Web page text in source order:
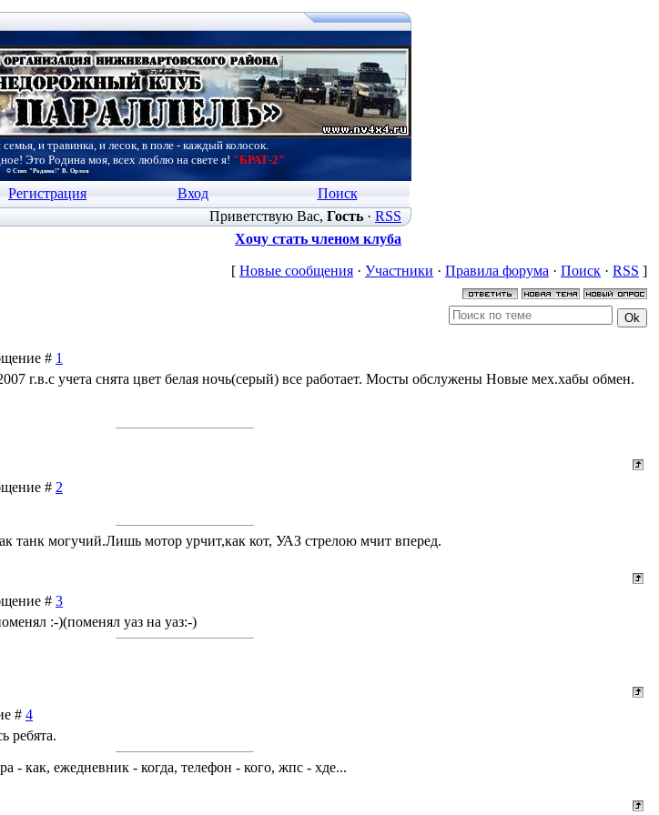
и травинка, и лесок, в поле - каждый колосок.
Это Родина моя, всех люблю на свете я! "БРАТ-2"
© Стих "Родина!" В. Орлов
Регистрация Вход
Поиск
Приветствую Вас, Гость· RSS
Хочу стать членом клуба
[ Новые сообщения · Участники · Правила форума · Поиск · RSS ]
# 1
г.в.с учета снята цвет белая ночь(серый) все работает. Мосты обслужены Новые мех.хабы обмен.
# 2
танк могучий.Лишь мотор урчит,как кот, УАЗ стрелою мчит вперед.
# 3
:-)(поменял уаз на уаз:-)
# 4
ребята.
- как, ежедневник - когда, телефон - кого, жпс - хде...